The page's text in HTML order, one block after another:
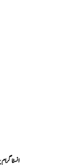
انسٹاگرام